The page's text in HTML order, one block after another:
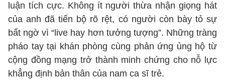
luận tích cực. Không ít người thừa nhận giọng hát
của anh đã tiến bộ rõ rệt, có người còn bày tỏ sự
bất ngờ vì “live hay hơn tưởng tượng”. Những tràng
pháo tay tại khán phòng cùng phản ứng ủng hộ từ
cộng đồng mạng trở thành minh chứng cho nỗ lực
khẳng định bản thân của nam ca sĩ trẻ.